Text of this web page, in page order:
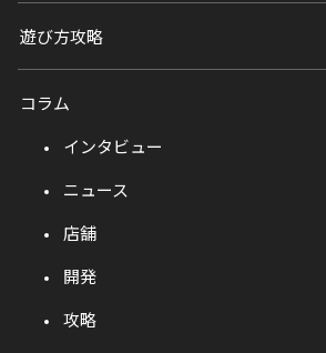
遊び方攻略
コラム
インタビュー
ニュース
店舗
開発
攻略